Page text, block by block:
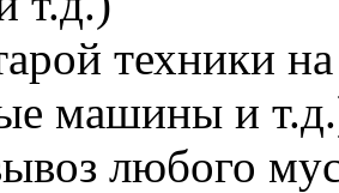
техники
машины и
любого